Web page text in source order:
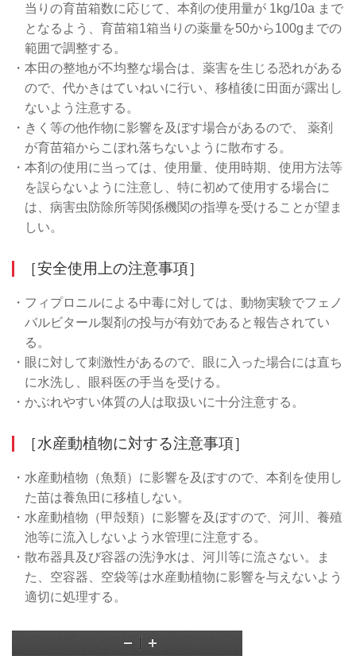
当りの育苗箱数に応じて、本剤の使用量が 1kg/10a まで
となるよう、育苗箱1箱当りの薬量を50から100gまでの
範囲で調整する。
・本田の整地が不均整な場合は、薬害を生じる恐れがある
ので、代かきはていねいに行い、移植後に田面が露出し
ないよう注意する。
・きく等の他作物に影響を及ぼす場合があるので、 薬剤
が育苗箱からこぼれ落ちないように散布する。
・本剤の使用に当っては、使用量、使用時期、使用方法等
を誤らないように注意し、特に初めて使用する場合に
は、病害虫防除所等関係機関の指導を受けることが望ま
しい。
［安全使用上の注意事項］
・フィプロニルによる中毒に対しては、動物実験でフェノ
バルビタール製剤の投与が有効であると報告されてい
る。
・眼に対して刺激性があるので、眼に入った場合には直ち
に水洗し、眼科医の手当を受ける。
・かぶれやすい体質の人は取扱いに十分注意する。
［水産動植物に対する注意事項］
・水産動植物（魚類）に影響を及ぼすので、本剤を使用し
た苗は養魚田に移植しない。
・水産動植物（甲殻類）に影響を及ぼすので、河川、養殖
池等に流入しないよう水管理に注意する。
・散布器具及び容器の洗浄水は、河川等に流さない。ま
た、空容器、空袋等は水産動植物に影響を与えないよう
適切に処理する。